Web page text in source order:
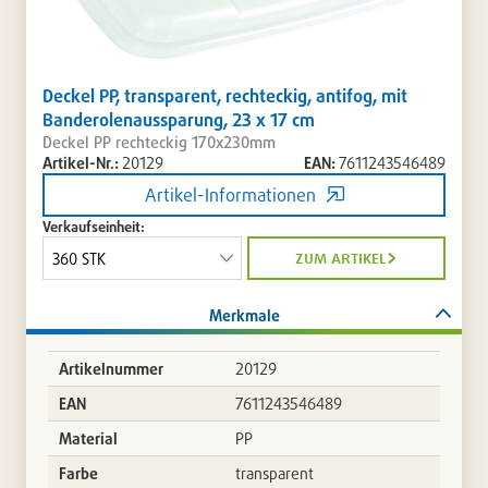
Deckel PP, transparent, rechteckig, antifog, mit
Banderolenaussparung, 23 x 17 cm
Deckel PP rechteckig 170x230mm
Artikel-Nr.:20129 EAN:7611243546489
Artikel-Informationen
Verkaufseinheit:
zum artikel
Merkmale
Artikelnummer
20129
EAN
7611243546489
Material
PP
Farbe
transparent